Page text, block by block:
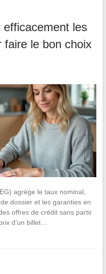
les
faire le bon choix
agrège le taux nominal,
dossier et les garanties en
offres de crédit sans partir
d’un billet…